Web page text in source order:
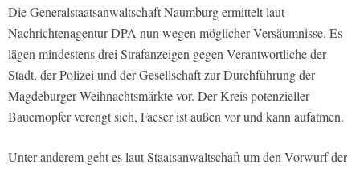
Die Generalstaatsanwaltschaft Naumburg ermittelt laut
Nachrichtenagentur DPA nun wegen möglicher Versäumnisse. Es
lägen mindestens drei Strafanzeigen gegen Verantwortliche der
Stadt, der Polizei und der Gesellschaft zur Durchführung der
Magdeburger Weihnachtsmärkte vor. Der Kreis potenzieller
Bauernopfer verengt sich, Faeser ist außen vor und kann aufatmen.
Unter anderem geht es laut Staatsanwaltschaft um den Vorwurf der